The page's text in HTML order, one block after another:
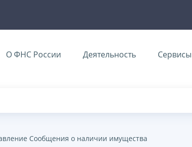
О ФНС России Деятельность Сервисы
Сообщения о наличии имущества